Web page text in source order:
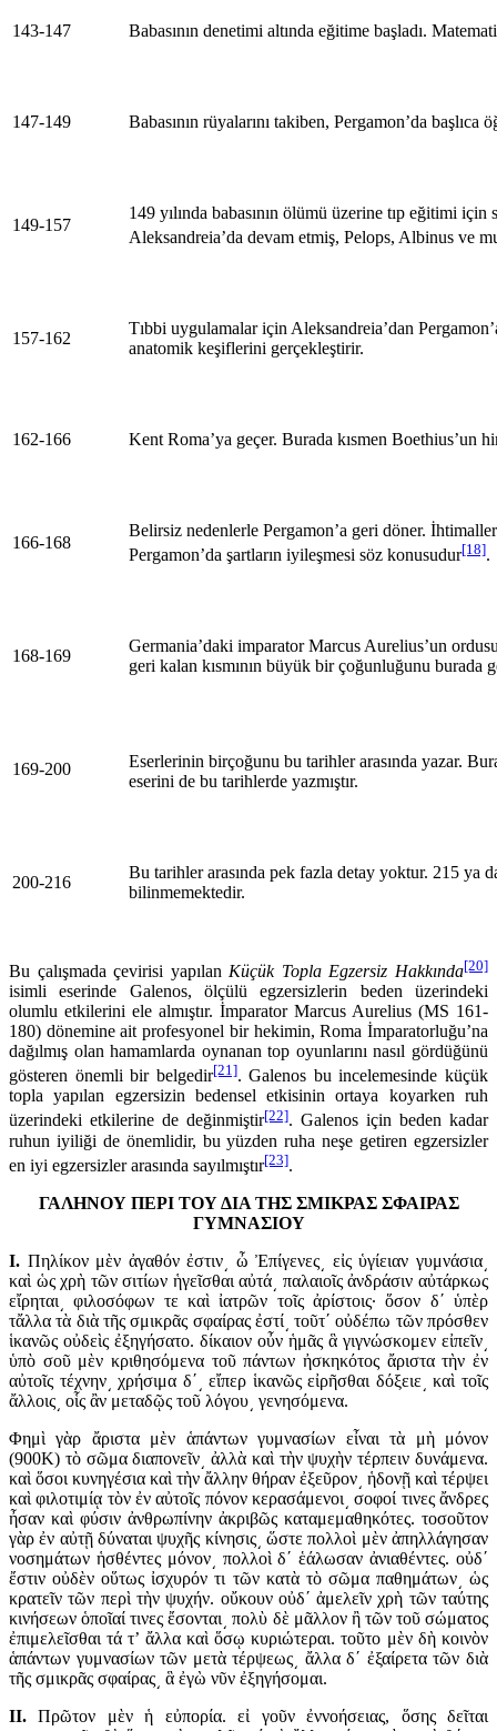
143-147 Babasının denetimi altında eğitime başladı.
147-149 Babasının rüyalarını takiben, Pergamon’da başlıca
149-157
149 yılında babasının ölümü üzerine tıp eğitimi
Aleksandreia’da devam etmiş, Pelops, Albinus ve
157-162
Tıbbi uygulamalar için Aleksandreia’dan
anatomik keşiflerini gerçekleştirir.
162-166 Kent Roma’ya geçer. Burada kısmen Boethius’un
166-168
Belirsiz nedenlerle Pergamon’a geri döner.
Pergamon’da şartların iyileşmesi söz konusudur[18].
168-169
Germania’daki imparator Marcus Aurelius’un
geri kalan kısmının büyük bir çoğunluğunu burada
169-200
Eserlerinin birçoğunu bu tarihler arasında yazar.
eserini de bu tarihlerde yazmıştır.
200-216
Bu tarihler arasında pek fazla detay yoktur. 215 ya
bilinmemektedir.
Bu çalışmada çevirisi yapılan Küçük Topla Egzersiz Hakkında[20]
isimli eserinde Galenos, ölçülü egzersizlerin beden üzerindeki
olumlu etkilerini ele almıştır. İmparator Marcus Aurelius (MS 161-
180) dönemine ait profesyonel bir hekimin, Roma İmparatorluğu’na
dağılmış olan hamamlarda oynanan top oyunlarını nasıl gördüğünü
gösteren önemli bir belgedir[21]. Galenos bu incelemesinde küçük
topla yapılan egzersizin bedensel etkisinin ortaya koyarken ruh
üzerindeki etkilerine de de­ğinmiştir[22]. Galenos için beden kadar
ruhun iyiliği de önemlidir, bu yüzden ruha neşe getiren eg­zersizler
en iyi egzersizler arasında sayılmıştır[23].
ΓΑΛΗΝΟΥ ΠΕΡΙ ΤΟΥ ΔΙΑ ΤΗΣ ΣΜΙΚΡΑΣ ΣΦΑΙΡΑΣ
ΓΥΜΝΑΣΙΟΥ
I. Πηλίκον μὲν ἀγαθόν ἐστιν͵ ὦ Ἐπίγενες͵ εἰς ὑγίειαν γυμνάσια͵
καὶ ὡς χρὴ τῶν σιτίων ἡγεῖσθαι αὐτά͵ παλαιοῖς ἀνδράσιν αὐτάρκως
εἴρηται͵ φιλοσόφων τε καὶ ἰατρῶν τοῖς ἀρίστοις· ὅσον δ΄ ὑπὲρ
τἄλλα τὰ διὰ τῆς σμικρᾶς σφαίρας ἐστί͵ τοῦτ΄ οὐδέπω τῶν πρόσθεν
ἱκανῶς οὐδεὶς ἐξηγήσατο. δίκαιον οὖν ἡμᾶς ἃ γιγνώσκομεν εἰπεῖν͵
ὑπὸ σοῦ μὲν κριθησόμενα τοῦ πάντων ἠσκηκότος ἄριστα τὴν ἐν
αὐτοῖς τέχνην͵ χρήσιμα δ΄͵ εἴπερ ἱκανῶς εἰρῆσθαι δόξειε͵ καὶ τοῖς
ἄλλοις͵ οἷς ἂν μεταδῷς τοῦ λόγου͵ γενησόμενα.
Φημὶ γὰρ ἄριστα μὲν ἁπάντων γυμνασίων εἶναι τὰ μὴ μόνον
(900K) τὸ σῶμα διαπονεῖν͵ ἀλλὰ καὶ τὴν ψυχὴν τέρπειν δυνάμενα.
καὶ ὅσοι κυνηγέσια καὶ τὴν ἄλλην θήραν ἐξεῦρον͵ ἡδονῇ καὶ τέρψει
καὶ φιλοτιμίᾳ τὸν ἐν αὐτοῖς πόνον κερασάμενοι͵ σοφοί τινες ἄνδρες
ἦσαν καὶ φύσιν ἀνθρωπίνην ἀκριβῶς καταμεμαθηκότες. τοσοῦτον
γὰρ ἐν αὐτῇ δύναται ψυχῆς κίνησις͵ ὥστε πολλοὶ μὲν ἀπηλλάγησαν
νοσημάτων ἡσθέντες μόνον͵ πολλοὶ δ΄ ἑάλωσαν ἀνιαθέντες. οὐδ΄
ἔστιν οὐδὲν οὕτως ἰσχυρόν τι τῶν κατὰ τὸ σῶμα παθημάτων͵ ὡς
κρατεῖν τῶν περὶ τὴν ψυχήν. οὔκουν οὐδ΄ ἀμελεῖν χρὴ τῶν ταύτης
κινήσεων ὁποῖαί τινες ἔσονται͵ πολὺ δὲ μᾶλλον ἢ τῶν τοῦ σώματος
ἐπιμελεῖσθαι τά τ’ ἄλλα καὶ ὅσῳ κυριώτεραι. τοῦτο μὲν δὴ κοινὸν
ἁπάντων γυμνασίων τῶν μετὰ τέρψεως͵ ἄλλα δ΄ ἐξαίρετα τῶν διὰ
τῆς σμικρᾶς σφαίρας͵ ἃ ἐγὼ νῦν ἐξηγήσομαι.
II. Πρῶτον μὲν ἡ εὐπορία. εἰ γοῦν ἐννοήσειας, ὅσης δεῖται